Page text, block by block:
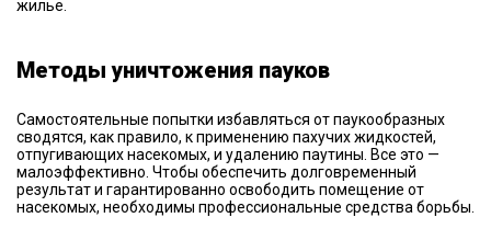
жилье.
Методы уничтожения пауков
Самостоятельные попытки избавляться от паукообразных
сводятся, как правило, к применению пахучих жидкостей,
отпугивающих насекомых, и удалению паутины. Все это —
малоэффективно. Чтобы обеспечить долговременный
результат и гарантированно освободить помещение от
насекомых, необходимы профессиональные средства борьбы.